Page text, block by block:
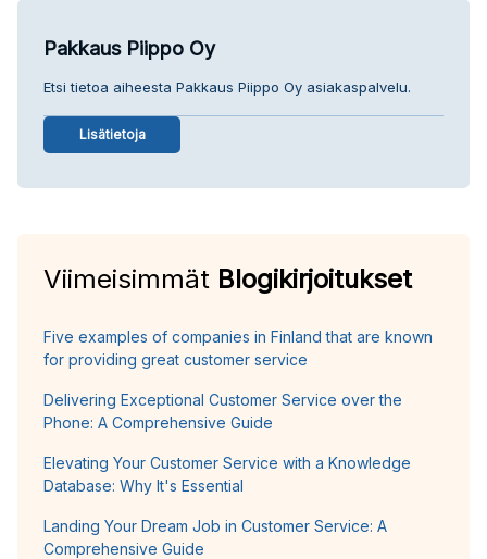
Pakkaus Piippo Oy
Etsi tietoa aiheesta Pakkaus Piippo Oy asiakaspalvelu.
Lisätietoja
Viimeisimmät Blogikirjoitukset
Five examples of companies in Finland that are known
for providing great customer service
Delivering Exceptional Customer Service over the
Phone: A Comprehensive Guide
Elevating Your Customer Service with a Knowledge
Database: Why It's Essential
Landing Your Dream Job in Customer Service: A
Comprehensive Guide